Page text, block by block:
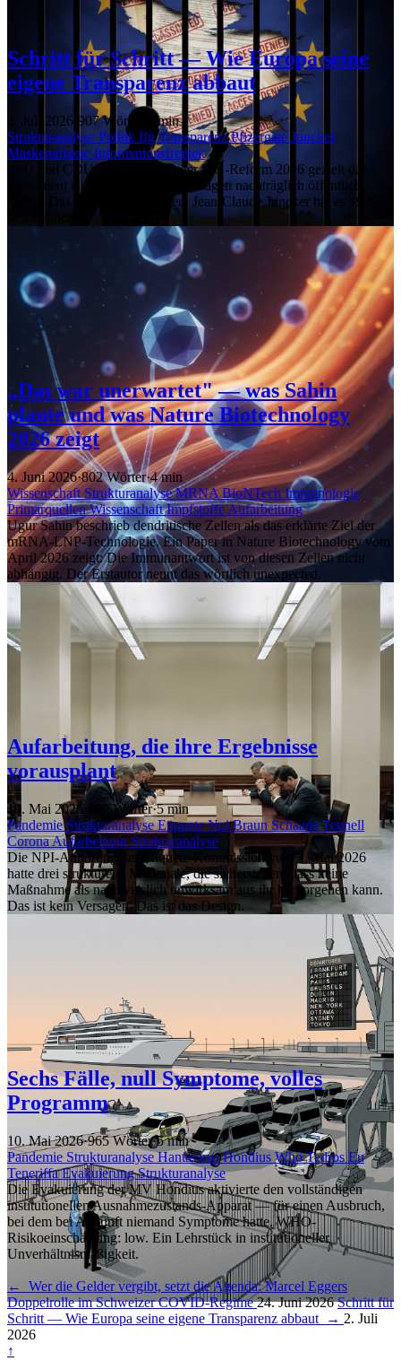
Schritt für Schritt — Wie Europa seine
eigene Transparenz abbaut
2. Juli 2026 907 Wörter
5 min
Strukturanalyse Politik IfgTransparenzPfizergateJuncker
Maskenaffaere Informationsfreiheit
SPD und CDU schränken mit der IFG-Reform 2026 gezielt das
Instrument ein, das Regierungsversagen nachträglich öffentlich
macht. Das Muster ist nicht neu. Jean-Claude Juncker hat es 1999
„Das war unerwartet" — was Sahin
plante und was Nature Biotechnology
2026 zeigt
4. Juni 2026·802 Wörter·4 min
WissenschaftStrukturanalyseMRNABioNTech Immunologie
PrimärquellenWissenschaftImpfstoffeAufarbeitung
Ugur Sahin beschrieb dendritische Zellen als das erklärte Ziel der
mRNA-LNP-Technologie. Ein Paper in Nature Biotechnology vom
April 2026 zeigt: Die Immunantwort ist von diesen Zellen nicht
abhängig. Der Erstautor nennt das wörtlich unexpected.
Aufarbeitung, die ihre Ergebnisse
vorausplant
10. Mai 2026 890 Wörter·5 min
PandemieStrukturanalyseEnqueteNpiBraun SchaadeTegnell
CoronaAufarbeitungStrukturanalyse
Die NPI-Anhörung der Enquete-Kommission vom 7. Mai 2026
hatte drei strukturelle Merkmale, die sicherstellen, dass keine
Maßnahme als nachweislich unwirksam aus ihr hervorgehen kann.
Das ist kein Versagen. Das ist das Design.
Sechs Fälle, null Symptome, volles
Programm
10. Mai 2026·965 Wörter·5 min
Pandemie StrukturanalyseHantavirusHondius WhoTedros Eu
TeneriffaEvakuierungStrukturanalyse
Die Evakuierung der MV Hondius aktivierte den vollständigen
institutionellen Ausnahmezustands-Apparat — für einen Ausbruch,
bei dem bei Ankunft niemand Symptome hatte. WHO-
Risikoeinschätzung: low. Ein Lehrstück in institutioneller
Unverhältnismäßigkeit.
←
Wer die Gelder vergibt, setzt die Agenda: Marcel Eggers
Doppelrolle im Schweizer COVID-Regime24. Juni 2026 Schritt für
Schritt — Wie Europa seine eigene Transparenz abbaut
→ 2. Juli
2026
↑